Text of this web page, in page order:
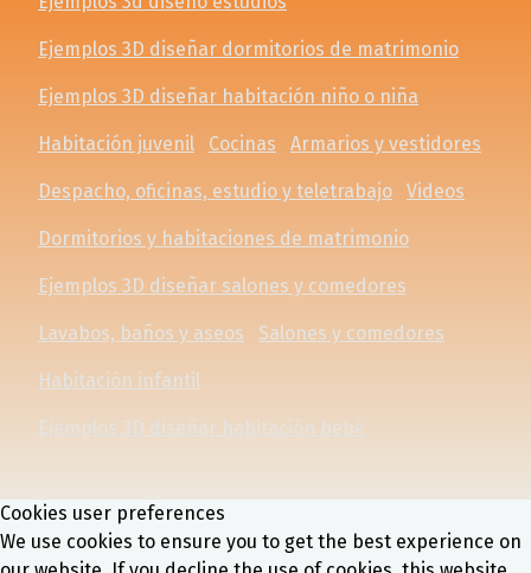
Ejemplos 3D diseñar dormitorios de matrimonio
Ejemplos 3D diseñar habitación niño o niña
Habitación juvenil Cocinas Armarios y vestidores
Despacho, oficinas, estudio y teletrabajo Videos
Dormitorios y habitaciones de matrimonio
Ejemplos 3D diseñar salones y comedores
Lavabos, baños y aseos Salones y comedores
Habitación infantil
Ejemplos 3D diseñar habitación bebé
Cookies user preferences
We use cookies to ensure you to get the best experience on